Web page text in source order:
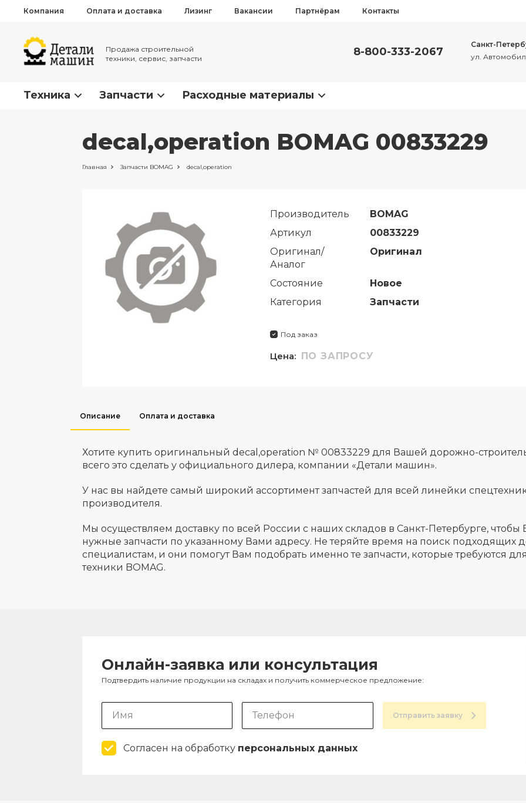
Компания Оплата и доставка Лизинг Вакансии Партнёрам Контакты
Продажа строительной
техники, сервис, запчасти
8-800-333-2067
Санкт-
ул.
Техника Запчасти Расходные материалы
decal,operation BOMAG 00833229
Главная Запчасти BOMAG decal,operation
Производитель
BOMAG
Артикул
00833229
Оригинал/
Аналог
Оригинал
Состояние
Новое
Категория
Запчасти
Под заказ
Цена: ПО ЗАПРОСУ
Описание Оплата и доставка
Хотите купить оригинальный decal,operation № 00833229 для Вашей дорожно-
всего это сделать у официального дилера, компании «Детали машин».
У нас вы найдете самый широкий ассортимент запчастей для всей линейки
производителя.
Мы осуществляем доставку по всей России с наших складов в Санкт-Петербурге, чтобы
нужные запчасти по указанному Вами адресу. Не теряйте время на поиск подходящих
специалистам, и они помогут Вам подобрать именно те запчасти, которые требуются
техники BOMAG.
Онлайн-заявка или консультация
Подтвердить наличие продукции на складах и получить коммерческое предложение:
Отправить заявку
Согласен на обработку персональных данных